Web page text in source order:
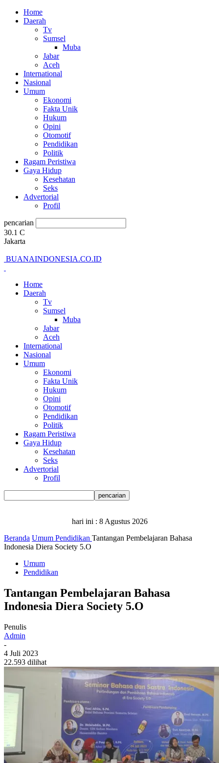
Home
Daerah
Tv
Sumsel
Muba
Jabar
Aceh
International
Nasional
Umum
Ekonomi
Fakta Unik
Hukum
Opini
Otomotif
Pendidikan
Politik
Ragam Peristiwa
Gaya Hidup
Kesehatan
Seks
Advertorial
Profil
pencarian
30.1 C
Jakarta
BUANAINDONESIA.CO.ID
Home
Daerah
Tv
Sumsel
Muba
Jabar
Aceh
International
Nasional
Umum
Ekonomi
Fakta Unik
Hukum
Opini
Otomotif
Pendidikan
Politik
Ragam Peristiwa
Gaya Hidup
Kesehatan
Seks
Advertorial
Profil
hari ini : 8 Agustus 2026
Beranda Umum Pendidikan Tantangan Pembelajaran Bahasa
Indonesia Diera Society 5.O
Umum
Pendidikan
Tantangan Pembelajaran Bahasa
Indonesia Diera Society 5.O
Penulis
Admin
-
4 Juli 2023
22.593 dilihat